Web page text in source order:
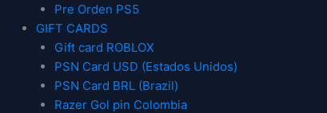
Pre Orden PS5
GIFT CARDS
Gift card ROBLOX
PSN Card USD (Estados Unidos)
PSN Card BRL (Brazil)
Razer Gol pin Colombia